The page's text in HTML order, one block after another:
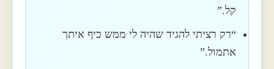
קל.”
“רק רציתי להגיד שהיה לי ממש כיף איתך
אתמול.”